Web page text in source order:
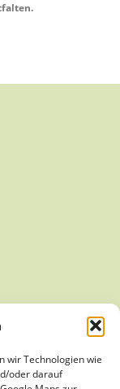
wir Technologien wie
oder darauf